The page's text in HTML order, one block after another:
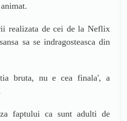
realizata de cei de la Neflix
sa se indragosteasca din
bruta, nu e cea finala', a
faptului ca sunt adulti de